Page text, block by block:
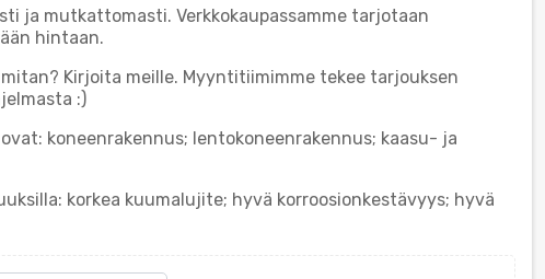
ja mutkattomasti. Verkkokaupassamme tarjotaan
hintaan.
Kirjoita meille. Myyntitiimimme tekee tarjouksen
:)
koneenrakennus; lentokoneenrakennus; kaasu- ja
korkea kuumalujite; hyvä korroosionkestävyys; hyvä